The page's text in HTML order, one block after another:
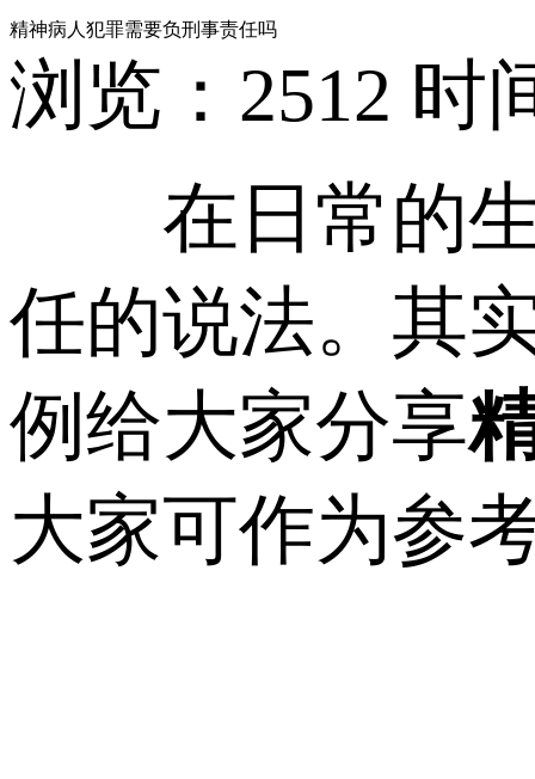
精神病人犯罪需要负刑事责任吗
浏览： 2512 时
在日常的生
任的说法。其
例给大家分享
大家可作为参